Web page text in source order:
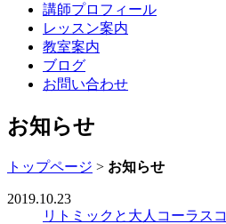
講師プロフィール
レッスン案内
教室案内
ブログ
お問い合わせ
お知らせ
トップページ > お知らせ
2019.10.23
リトミックと大人コーラス